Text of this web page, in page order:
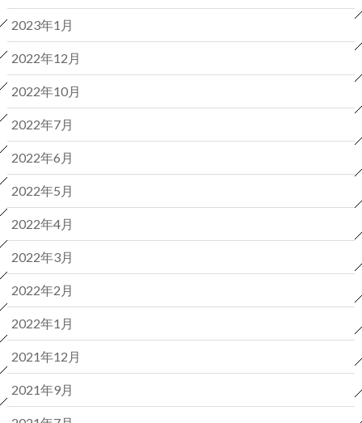
2023年1月
2022年12月
2022年10月
2022年7月
2022年6月
2022年5月
2022年4月
2022年3月
2022年2月
2022年1月
2021年12月
2021年9月